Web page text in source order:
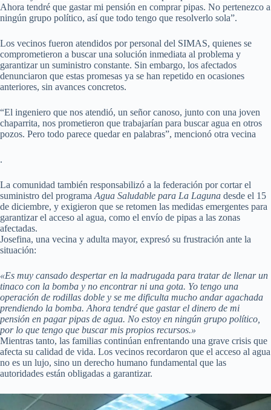
Ahora tendré que gastar mi pensión en comprar pipas. No pertenezco a
ningún grupo político, así que todo tengo que resolverlo sola”.
Los vecinos fueron atendidos por personal del SIMAS, quienes se
comprometieron a buscar una solución inmediata al problema y
garantizar un suministro constante. Sin embargo, los afectados
denunciaron que estas promesas ya se han repetido en ocasiones
anteriores, sin avances concretos.
“El ingeniero que nos atendió, un señor canoso, junto con una joven
chaparrita, nos prometieron que trabajarían para buscar agua en otros
pozos. Pero todo parece quedar en palabras”, mencionó otra vecina
.
La comunidad también responsabilizó a la federación por cortar el
suministro del programa Agua Saludable para La Laguna desde el 15
de diciembre, y exigieron que se retomen las medidas emergentes para
garantizar el acceso al agua, como el envío de pipas a las zonas
afectadas.
Josefina, una vecina y adulta mayor, expresó su frustración ante la
situación:
«Es muy cansado despertar en la madrugada para tratar de llenar un
tinaco con la bomba y no encontrar ni una gota. Yo tengo una
operación de rodillas doble y se me dificulta mucho andar agachada
prendiendo la bomba. Ahora tendré que gastar el dinero de mi
pensión en pagar pipas de agua. No estoy en ningún grupo político,
por lo que tengo que buscar mis propios recursos.»
Mientras tanto, las familias continúan enfrentando una grave crisis que
afecta su calidad de vida. Los vecinos recordaron que el acceso al agua
no es un lujo, sino un derecho humano fundamental que las
autoridades están obligadas a garantizar.